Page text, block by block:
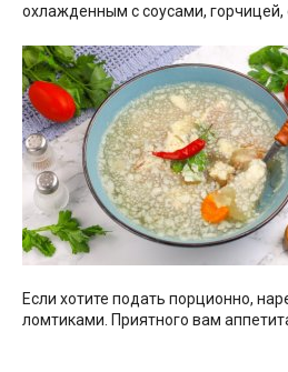
охлажденным с соусами, горчицей,
Если хотите подать порционно,
ломтиками. Приятного вам